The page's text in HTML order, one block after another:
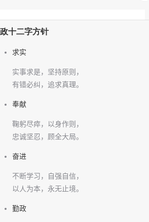
十二字方针
求实
实事求是，坚持原则，
有错必纠，追求真理。
奉献
鞠躬尽瘁，以身作则，
忠诚坚忍，顾全大局。
奋进
不断学习，自强自信，
以人为本，永无止境。
勤政